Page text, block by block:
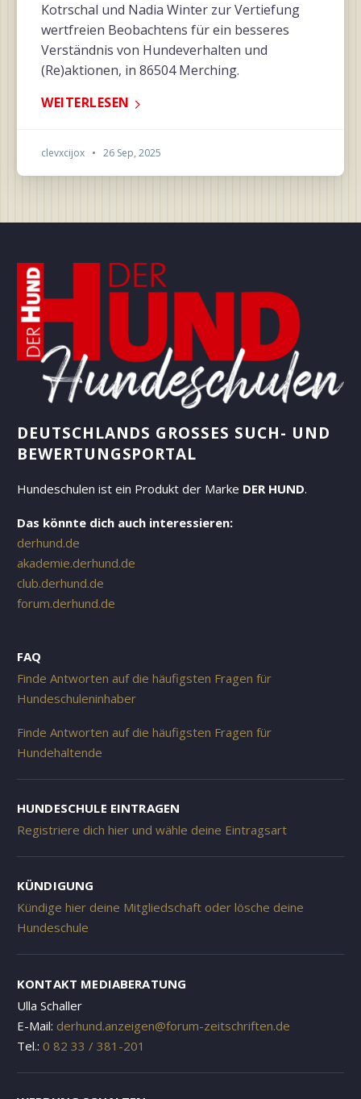
Kotrschal und Nadia Winter zur Vertiefung
wertfreien Beobachtens für ein besseres
Verständnis von Hundeverhalten und
(Re)aktionen, in 86504 Merching.
WEITERLESEN
clevxcijox • 26 Sep, 2025
DEUTSCHLANDS GROSSES SUCH- UND B
EWERTUNGSPORTAL
Hundeschulen ist ein Produkt der Marke DER HUND.
Das könnte dich auch interessieren:
derhund.de
akademie.derhund.de
club.derhund.de
forum.derhund.de
FAQ
Finde Antworten auf die häufigsten Fragen für
Hundeschuleninhaber
Finde Antworten auf die häufigsten Fragen für
Hundehaltende
HUNDESCHULE EINTRAGEN
Registriere dich hier und wähle deine Eintragsart
KÜNDIGUNG
Kündige hier deine Mitgliedschaft oder lösche deine
Hundeschule
KONTAKT MEDIABERATUNG
Ulla Schaller
E-Mail: derhund.anzeigen@forum-zeitschriften.de
Tel.: 0 82 33 / 381-201